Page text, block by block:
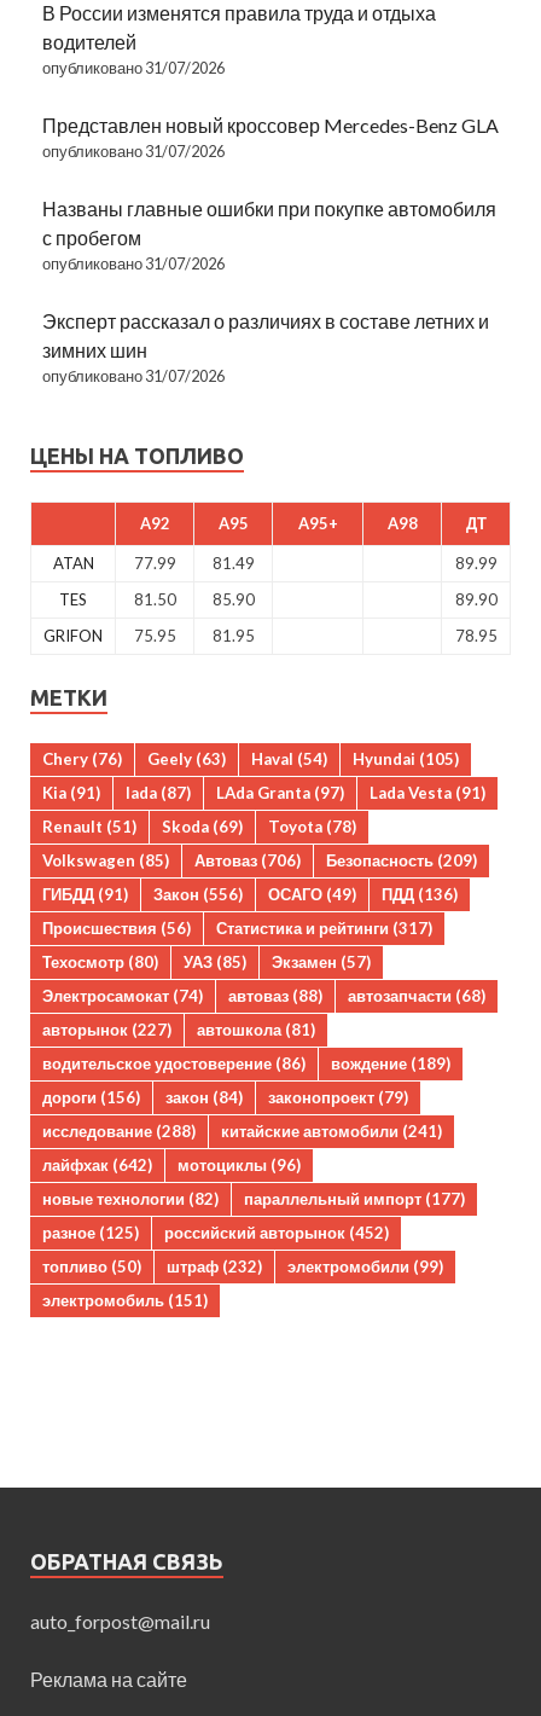
В России изменятся правила труда и отдыха
водителей
опубликовано 31/07/2026
Представлен новый кроссовер Mercedes-Benz GLA
опубликовано 31/07/2026
Названы главные ошибки при покупке автомобиля
с пробегом
опубликовано 31/07/2026
Эксперт рассказал о различиях в составе летних и
зимних шин
опубликовано 31/07/2026
ЦЕНЫ НА ТОПЛИВО
A92 A95 A95+ A98 ДТ
ATAN 77.99 81.49
89.99
TES
81.50 85.90
89.90
GRIFON
75.95 81.95 78.95
МЕТКИ
Chery (76) Geely (63) Haval (54) Hyundai (105)
Kia (91) lada (87) LAda Granta (97) Lada Vesta (91)
Renault (51) Skoda (69) Toyota (78)
Volkswagen (85) Автоваз (706) Безопасность (209)
ГИБДД (91) Закон (556) ОСАГО (49) ПДД (136)
Происшествия (56) Статистика и рейтинги (317)
Техосмотр (80) УАЗ (85) Экзамен (57)
Электросамокат (74) автоваз (88) автозапчасти (68)
авторынок (227) автошкола(81)
водительское удостоверение (86) вождение (189)
дороги (156) закон (84) законопроект (79)
исследование (288) китайские автомобили (241)
лайфхак (642) мотоциклы (96)
новые технологии (82) параллельный импорт (177)
разное (125) российский авторынок (452)
топливо (50) штраф (232) электромобили (99)
электромобиль (151)
ОБРАТНАЯ СВЯЗЬ
auto_forpost@mail.ru
Реклама на сайте